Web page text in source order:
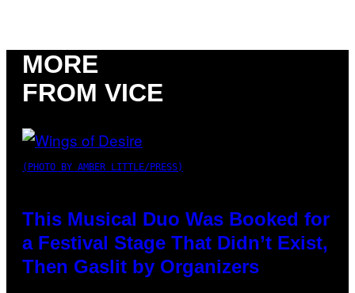
MORE
FROM VICE
(PHOTO BY AMBER LITTLE/PRESS)
This Musical Duo Was Booked for
a Festival Stage That Didn’t Exist,
Then Gaslit by Organizers